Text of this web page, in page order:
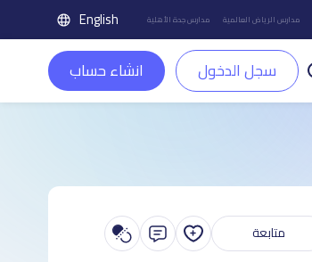
مدارس الرياض العالمية مدارس جدة الأهلية English
سجل الدخول انشاء حساب
متابعة